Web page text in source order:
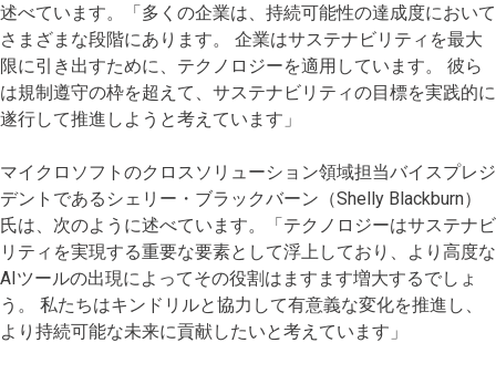
述べています。「多くの企業は、持続可能性の達成度において
さまざまな段階にあります。 企業はサステナビリティを最大
限に引き出すために、テクノロジーを適用しています。 彼ら
は規制遵守の枠を超えて、サステナビリティの目標を実践的に
遂行して推進しようと考えています」
マイクロソフトのクロスソリューション領域担当バイスプレジ
デントであるシェリー・ブラックバーン（Shelly Blackburn）
氏は、次のように述べています。「テクノロジーはサステナビ
リティを実現する重要な要素として浮上しており、より高度な
AIツールの出現によってその役割はますます増大するでしょ
う。 私たちはキンドリルと協力して有意義な変化を推進し、
より持続可能な未来に貢献したいと考えています」